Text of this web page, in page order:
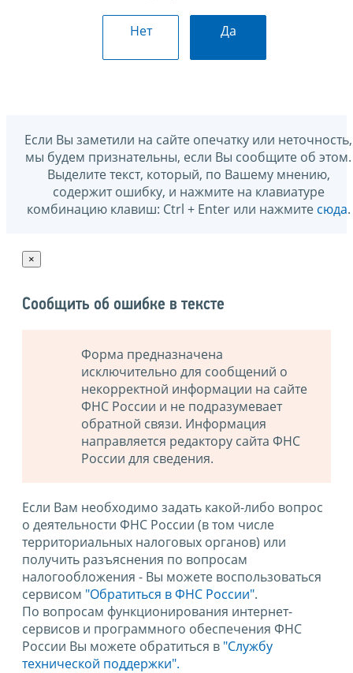
Нет Да
Если Вы заметили на сайте опечатку или неточность,
мы будем признательны, если Вы сообщите об этом.
Выделите текст, который, по Вашему мнению,
содержит ошибку, и нажмите на клавиатуре
комбинацию клавиш: Ctrl + Enter или нажмите сюда.
×
Сообщить об ошибке в тексте
Форма предназначена
исключительно для сообщений о
некорректной информации на сайте
ФНС России и не подразумевает
обратной связи. Информация
направляется редактору сайта ФНС
России для сведения.
Если Вам необходимо задать какой-либо вопрос
о деятельности ФНС России (в том числе
территориальных налоговых органов) или
получить разъяснения по вопросам
налогообложения - Вы можете воспользоваться
сервисом "Обратиться в ФНС России".
По вопросам функционирования интернет-
сервисов и программного обеспечения ФНС
России Вы можете обратиться в "Службу
технической поддержки".